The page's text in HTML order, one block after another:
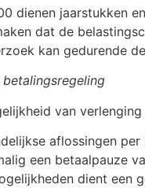
dienen jaarstukken
dat de
kan gedurende
van
aflossingen
een betaalpauze
dient een